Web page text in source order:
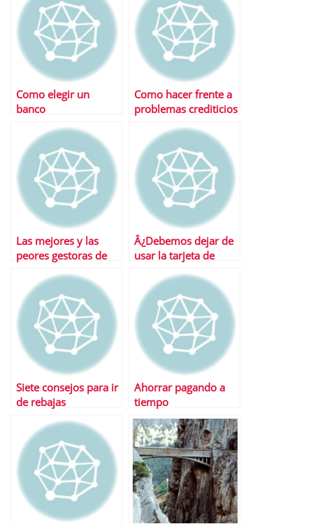
Como elegir un
banco
Como hacer frente a
problemas crediticios
Las mejores y las
peores gestoras de
Â¿Debemos dejar de
usar la tarjeta de
Siete consejos para ir
de rebajas
Ahorrar pagando a
tiempo